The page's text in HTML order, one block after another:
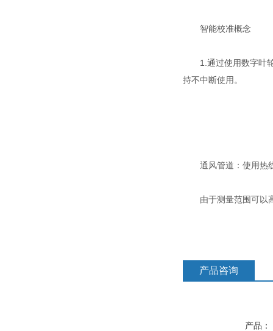
智能校准概念
1.通过使用数字叶轮
持不中断使用。
通风管道：使用热线
由于测量范围可以高
产品咨询
产品：